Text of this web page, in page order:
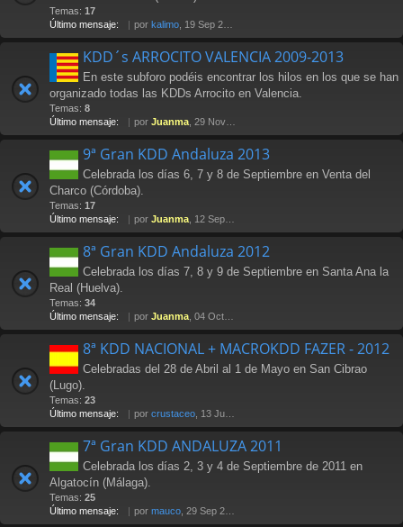
Temas: 17
Último mensaje:
por kalimo , 19 Sep 2014 20:50
KDD´s ARROCITO VALENCIA 2009-2013
En este subforo podéis encontrar los hilos en los que se han
organizado todas las KDDs Arrocito en Valencia.
Temas: 8
Último mensaje:
por Juanma , 29 Nov 2013 14:01
9ª Gran KDD Andaluza 2013
Celebrada los días 6, 7 y 8 de Septiembre en Venta del
Charco (Córdoba).
Temas: 17
Último mensaje:
por Juanma , 12 Sep 2013 22:52
8ª Gran KDD Andaluza 2012
Celebrada los días 7, 8 y 9 de Septiembre en Santa Ana la
Real (Huelva).
Temas: 34
Último mensaje:
por Juanma , 04 Oct 2012 15:24
8ª KDD NACIONAL + MACROKDD FAZER - 2012
Celebradas del 28 de Abril al 1 de Mayo en San Cibrao
(Lugo).
Temas: 23
Último mensaje:
por crustaceo , 13 Jul 2012 21:36
7ª Gran KDD ANDALUZA 2011
Celebrada los días 2, 3 y 4 de Septiembre de 2011 en
Algatocín (Málaga).
Temas: 25
Último mensaje:
por mauco , 29 Sep 2011 02:15